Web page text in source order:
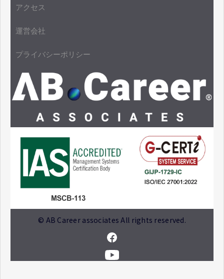
アクセス
運営会社
プライバシーポリシー
© AB Career associates All rights reserved.